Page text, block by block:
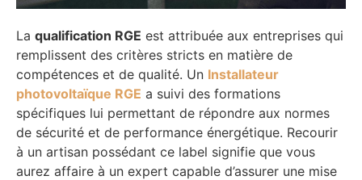
La qualification RGE est attribuée aux entreprises qui
remplissent des critères stricts en matière de
compétences et de qualité. Un Installateur
photovoltaïque RGE a suivi des formations
spécifiques lui permettant de répondre aux normes
de sécurité et de performance énergétique. Recourir
à un artisan possédant ce label signifie que vous
aurez affaire à un expert capable d’assurer une mise